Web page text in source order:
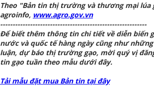
Theo "Bản tin thị trường và thương mại lúa
agroinfo, www.agro.gov.vn
-----------------------------------------------------------
Để biết thêm thông tin chi tiết về diễn biến
nước và quốc tế hàng ngày cũng như
luận, dự báo thị trường gạo, mời quý vị
tin gạo tuần theo mẫu dưới đây.
Tải mẫu đặt mua Bản tin tại đây